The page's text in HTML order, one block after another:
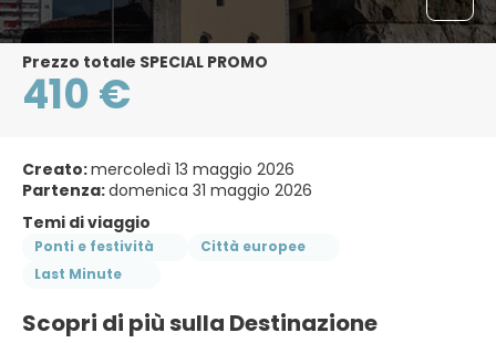
Prezzo totale SPECIAL PROMO
410 €
Creato:mercoledì 13 maggio 2026
Partenza:domenica 31 maggio 2026
Temi di viaggio
Ponti e festività
Città europee
Last Minute
Scopri di più sulla Destinazione